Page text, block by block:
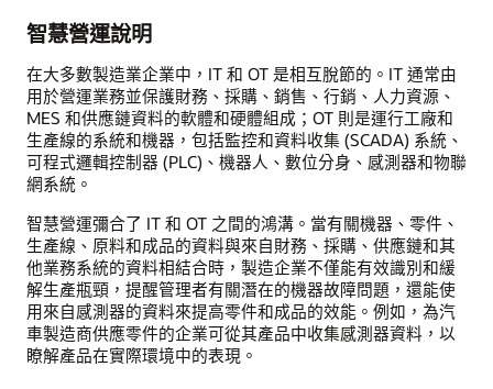
智慧營運說明
在大多數製造業企業中，IT 和 OT 是相互脫節的。IT 通常由
用於營運業務並保護財務、採購、銷售、行銷、人力資源、
MES 和供應鏈資料的軟體和硬體組成；OT 則是運行工廠和
生產線的系統和機器，包括監控和資料收集 (SCADA) 系統、
可程式邏輯控制器 (PLC)、機器人、數位分身、感測器和物聯
網系統。
智慧營運彌合了 IT 和 OT 之間的鴻溝。當有關機器、零件、
生產線、原料和成品的資料與來自財務、採購、供應鏈和其
他業務系統的資料相結合時，製造企業不僅能有效識別和緩
解生產瓶頸，提醒管理者有關潛在的機器故障問題，還能使
用來自感測器的資料來提高零件和成品的效能。例如，為汽
車製造商供應零件的企業可從其產品中收集感測器資料，以
瞭解產品在實際環境中的表現。